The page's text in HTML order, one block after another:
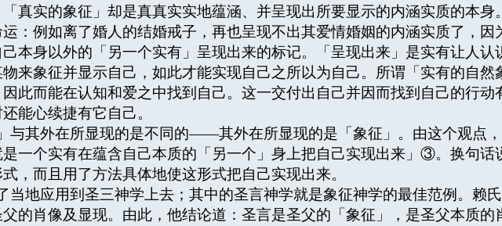
真实的象征」却是真真实实地蕴涵、并呈现出所要显示的内涵实质的本身
：例如离了婚人的结婚戒子，再也呈现不出其爱情婚姻的内涵实质了，因
本身以外的「另一个实有」呈现出来的标记。「呈现出来」是实有让人认
来象征并显示自己，如此才能实现自己之所以为自己。所谓「实有的自然
此而能在认知和爱之中找到自己。这一交付出自己并因而找到自己的行动
能心续捷有它自己。
与其外在所显现的是不同的——其外在所显现的是「象征」。由这个观点
一个实有在蕴含自己本质的「另一个」身上把自己实现出来」③。换句话
，而且用了方法具体地使这形式把自己实现出来。
地应用到圣三神学上去；其中的圣言神学就是象征神学的最佳范例。赖
的肖像及显现。由此，他结论道：圣言是圣父的「象征」，是圣父本质的